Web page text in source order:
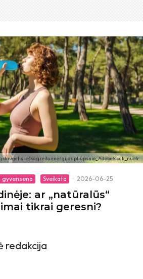
daugelis ieško greito energijos pliūpsnio_AdobeStock_nuotr
gyvensena Sveikata · 2026-06-25
ar „natūralūs“
tikrai geresni?
redakcija